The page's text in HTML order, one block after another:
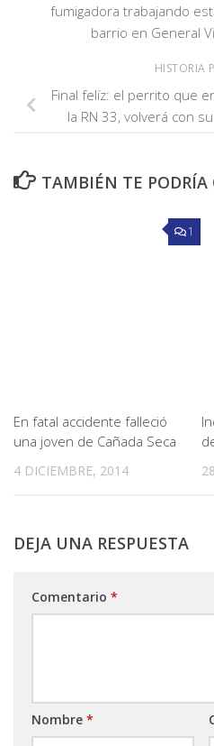
fumigadora trabajando
barrio en General
HISTORIA
Final felíz: el perrito que
la RN 33, volverá con
TAMBIÉN TE PODRÍA
1
En fatal accidente falleció
una joven de Cañada Seca
4 DICIEMBRE, 2014
DEJA UNA RESPUESTA
Comentario *
Nombre *